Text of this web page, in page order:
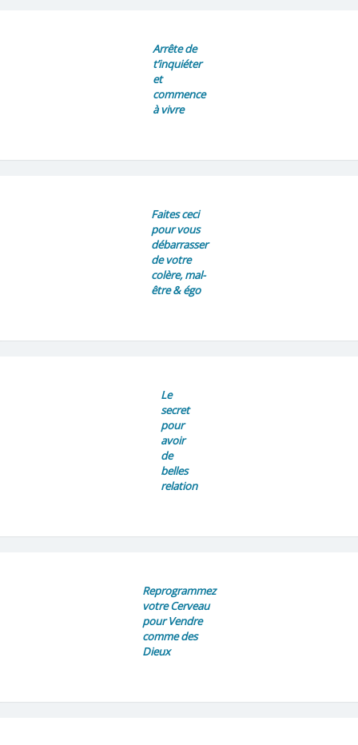
Arrête de
t’inquiéter
et
commence
à vivre
Faites ceci
pour vous
débarrasser
de votre
colère, mal-
être & égo
Le
secret
pour
avoir
de
belles
relation
Reprogrammez
votre Cerveau
pour Vendre
comme des
Dieux